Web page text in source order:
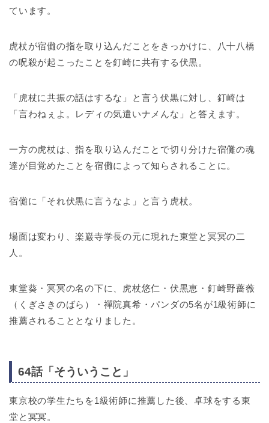
ています。
虎杖が宿儺の指を取り込んだことをきっかけに、八十八橋
の呪殺が起こったことを釘崎に共有する伏黒。
「虎杖に共振の話はするな」と言う伏黒に対し、釘崎は
「言わねぇよ。レディの気遣いナメんな」と答えます。
一方の虎杖は、指を取り込んだことで切り分けた宿儺の魂
達が目覚めたことを宿儺によって知らされることに。
宿儺に「それ伏黒に言うなよ」と言う虎杖。
場面は変わり、楽巌寺学長の元に現れた東堂と冥冥の二
人。
東堂葵・冥冥の名の下に、虎杖悠仁・伏黒恵・釘崎野薔薇
（くぎさきのばら）・禪院真希・パンダの5名が1級術師に
推薦されることとなりました。
64話「そういうこと」
東京校の学生たちを1級術師に推薦した後、卓球をする東
堂と冥冥。